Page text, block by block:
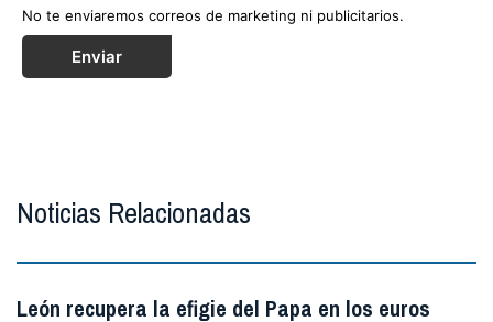
No te enviaremos correos de marketing ni publicitarios.
Enviar
Noticias Relacionadas
León recupera la efigie del Papa en los euros